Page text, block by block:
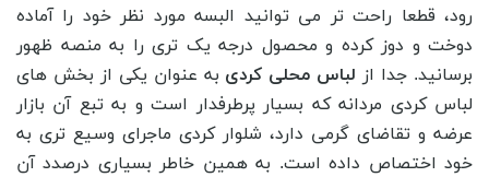
رود، قطعا راحت تر می توانید البسه مورد نظر خود را آماده
دوخت و دوز کرده و محصول درجه یک تری را به منصه ظهور
برسانید. جدا از لباس محلی کردی به عنوان یکی از بخش‌ های
لباس کردی مردانه که بسیار پرطرفدار است و به تبع آن بازار
عرضه و تقاضای گرمی دارد، شلوار کردی ماجرای وسیع تری به
خود اختصاص داده است. به همین خاطر بسیاری درصدد آن